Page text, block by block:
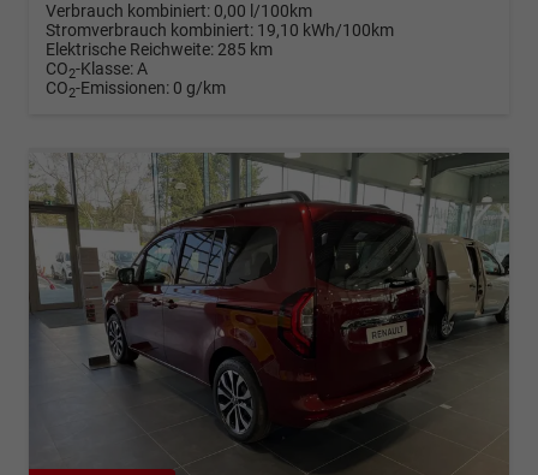
Verbrauch kombiniert: 0,00 l/100km
Stromverbrauch kombiniert: 19,10 kWh/100km
Elektrische Reichweite: 285 km
CO2-Klasse:A
CO2-Emissionen: 0 g/km